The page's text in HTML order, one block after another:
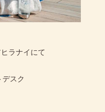
ラナイにて
スク